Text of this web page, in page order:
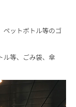
ペットボトル等のゴ
ル等、ごみ袋、傘